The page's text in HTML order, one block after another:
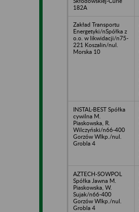
182A
Zakład Transportu
Energetyki/nSpółka z
o.o. w likwidacji/n75-
221 Koszalin/nul.
Morska 10
INSTAL-BEST Spółka
cywilna M.
Piaskowska, R.
Wilczyński/n66-400
Gorzów Wlkp./nul.
Grobla 4
AZTECH-SOWPOL
Spółka Jawna M.
Piaskowska, W.
Sujak/n66-400
Gorzów Wlkp./nul.
Grobla 4